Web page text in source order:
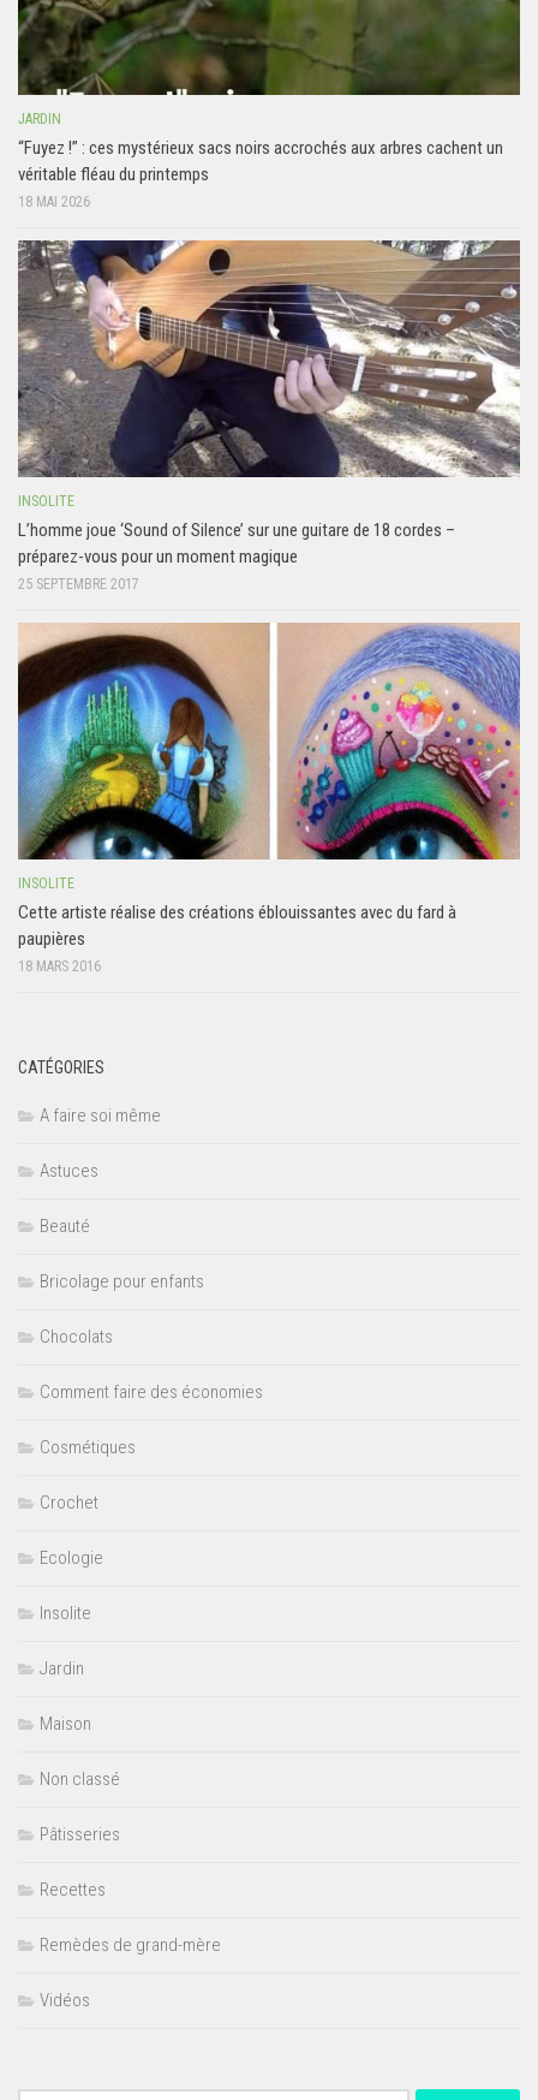
JARDIN
“Fuyez !” : ces mystérieux sacs noirs accrochés aux arbres cachent un
véritable fléau du printemps
18 MAI 2026
INSOLITE
L’homme joue ‘Sound of Silence’ sur une guitare de 18 cordes –
préparez-vous pour un moment magique
25 SEPTEMBRE 2017
INSOLITE
Cette artiste réalise des créations éblouissantes avec du fard à
paupières
18 MARS 2016
CATÉGORIES
A faire soi même
Astuces
Beauté
Bricolage pour enfants
Chocolats
Comment faire des économies
Cosmétiques
Crochet
Ecologie
Insolite
Jardin
Maison
Non classé
Pâtisseries
Recettes
Remèdes de grand-mère
Vidéos